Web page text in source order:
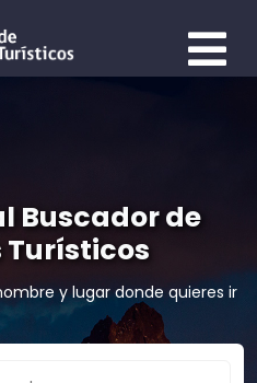
Buscador de
Turísticos
y lugar donde quieres ir